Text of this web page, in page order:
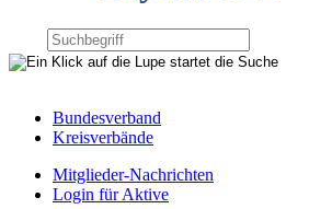
Bundesverband
Kreisverbände
Mitglieder-Nachrichten
Login für Aktive